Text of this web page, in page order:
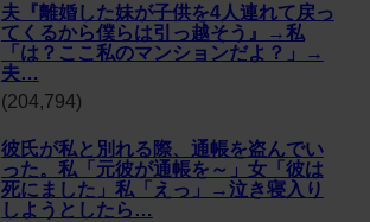
夫『離婚した妹が子供を4人連れて戻っ
てくるから僕らは引っ越そう』→私
「は？ここ私のマンションだよ？」→
夫…
(204,794)
彼氏が私と別れる際、通帳を盗んでい
った。私「元彼が通帳を～」女「彼は
死にました」私「えっ」→泣き寝入り
しようとしたら…